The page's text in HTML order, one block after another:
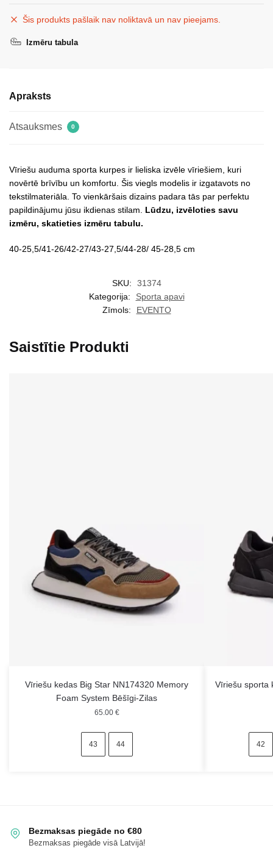
Šis produkts pašlaik nav noliktavā un nav pieejams.
Izmēru tabula
Apraksts
Atsauksmes 0
Vīriešu auduma sporta kurpes ir lieliska izvēle vīriešiem, kuri
novērtē brīvību un komfortu. Šis viegls modelis ir izgatavots no
tekstilmateriāla. To vienkāršais dizains padara tās par perfektu
papildinājumu jūsu ikdienas stilam. Lūdzu, izvēloties savu
izmēru, skatieties izmēru tabulu.
40-25,5/41-26/42-27/43-27,5/44-28/ 45-28,5 cm
SKU:
31374
Kategorija:
Sporta apavi
Zīmols:
EVENTO
Saistītie Produkti
Vīriešu kedas Big Star NN174320 Memory
Foam System Bēšīgi-Zilas
65.00 €
43 44
Vīriešu sporta
42
Bezmaksas piegāde no €80
Bezmaksas piegāde visā Latvijā!